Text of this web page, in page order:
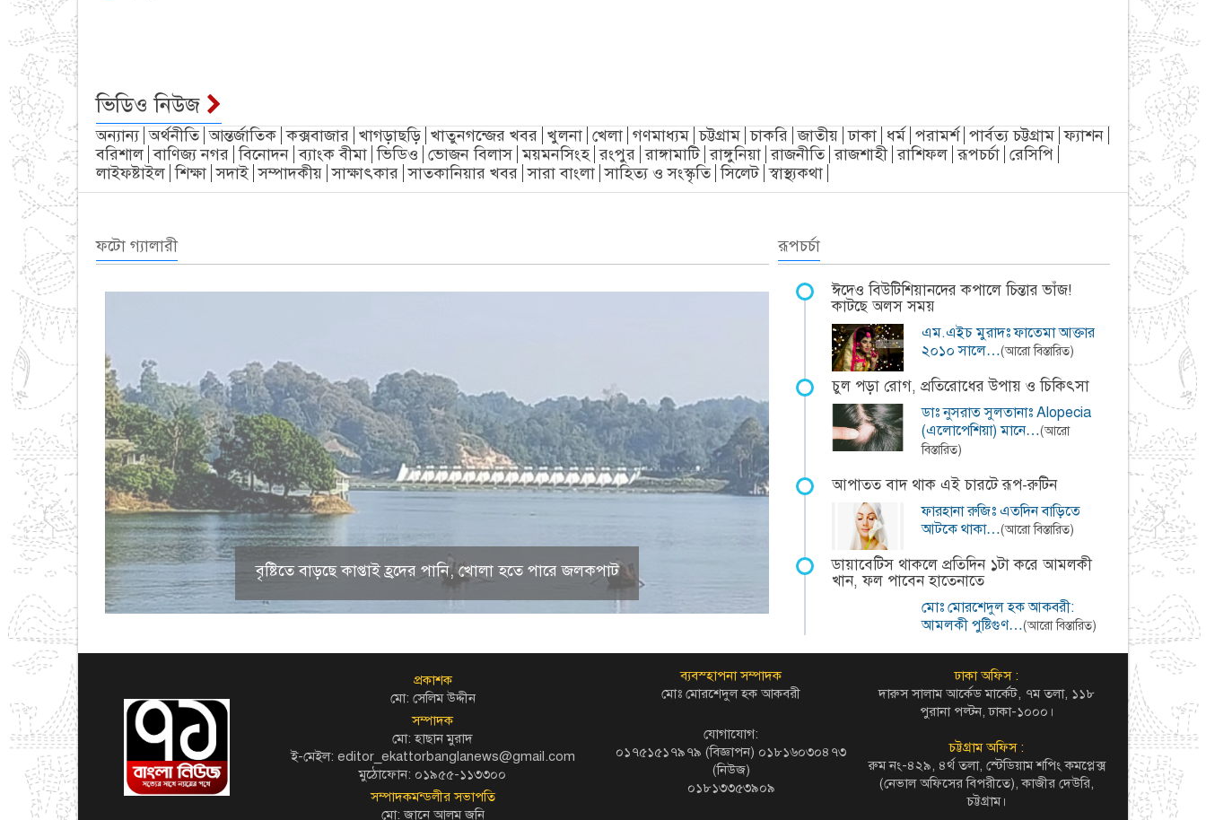
ভিডিও নিউজ
অন্যান্য অর্থনীতি আন্তর্জাতিক কক্সবাজার খাগড়াছড়ি খাতুনগন্জের খবর খুলনা খেলা গণমাধ্যম চট্টগ্রাম চাকরি জাতীয় ঢাকা ধর্ম পরামর্শ পার্বত্য চট্টগ্রাম ফ্যাশন
বরিশাল বাণিজ্য নগর বিনোদন ব্যাংক বীমা ভিডিও ভোজন বিলাস ময়মনসিংহ রংপুর রাঙ্গামাটি রাঙ্গুনিয়া রাজনীতি রাজশাহী রাশিফল রূপচর্চা রেসিপি
লাইফষ্টাইল শিক্ষা সদাই সম্পাদকীয় সাক্ষাৎকার সাতকানিয়ার খবর সারা বাংলা সাহিত্য ও সংস্কৃতি সিলেট স্বাস্থ্যকথা
ফটো গ্যালারী
বৃষ্টিতে বাড়ছে কাপ্তাই হ্রদের পানি, খোলা হতে পারে জলকপাট
রূপচর্চা
ঈদেও বিউটিশিয়ানদের কপালে চিন্তার ভাঁজ!
কাটছে অলস সময়
এম.এইচ মুরাদঃ ফাতেমা আক্তার
২০১০ সালে…(আরো বিস্তারিত)
চুল পড়া রোগ, প্রতিরোধের উপায় ও চিকিৎসা
ডাঃ নুসরাত সুলতানাঃ Alopecia
(এলোপেশিয়া) মানে…(আরো
বিস্তারিত)
আপাতত বাদ থাক এই চারটে রূপ-রুটিন
ফারহানা রুজিঃ এতদিন বাড়িতে
আটকে থাকা…(আরো বিস্তারিত)
ডায়াবেটিস থাকলে প্রতিদিন ১টা করে আমলকী
খান, ফল পাবেন হাতেনাতে
মোঃ মোরশেদুল হক আকবরী:
আমলকী পুষ্টিগুণ…(আরো বিস্তারিত)
প্রকাশক
মো: সেলিম উদ্দীন
সম্পাদক
মো: হাছান মুরাদ
ই-মেইল: editor_ekattorbanglanews@gmail.com
মুঠোফোন: ০১৯৫৫-১১৩৩০০
সম্পাদকমন্ডলীর সভাপতি
মো: জানে আলম জনি
ব্যবস্হাপনা সম্পাদক
মোঃ মোরশেদুল হক আকবরী
যোগাযোগ:
০১৭৫১৫১৭৯৭৯ (বিজ্ঞাপন) ০১৮১৬০৩০৪৭৩
(নিউজ)
০১৮১৩৩৫৩৯০৯
ঢাকা অফিস :
দারুস সালাম আর্কেড মার্কেট, ৭ম তলা, ১১৮
পুরানা পল্টন, ঢাকা-১০০০।
চট্টগ্রাম অফিস :
রুম নং-৪২৯, ৪র্থ তলা, স্টেডিয়াম শপিং কমপ্লেক্স
(নেভাল অফিসের বিপরীতে), কাজীর দেউরি,
চট্টগ্রাম।